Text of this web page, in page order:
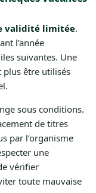
validité limitée.
l’année
suivantes. Une
plus être utilisés
sous conditions.
de titres
par l’organisme
une
vérifier
toute mauvaise